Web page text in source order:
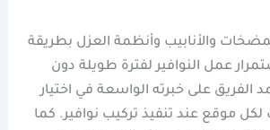
والأنابيب وأنظمة العزل بطريقة
عمل النوافير لفترة طويلة دون
الفريق على خبرته الواسعة في اختيار
موقع عند تنفيذ تركيب نوافير. كما